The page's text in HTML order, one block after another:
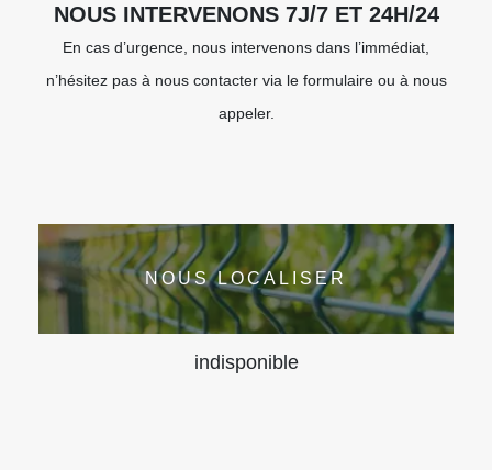
NOUS INTERVENONS 7J/7 ET 24H/24
En cas d’urgence, nous intervenons dans l’immédiat,
n’hésitez pas à nous contacter via le formulaire ou à nous
appeler.
NOUS LOCALISER
indisponible